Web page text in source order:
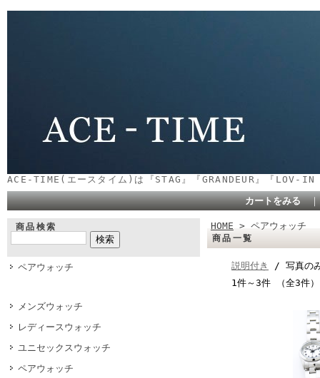
ACE-TIME(エースタイム)は『STAG』『GRANDEUR』『
カートをみる
商品検索
ペアウォッチ
メンズウォッチ
レディースウォッチ
ユニセックスウォッチ
ペアウォッチ
HOME > ペアウォッチ
商品一覧
説明付き
/ 写真の
1件～3件 （全3件）